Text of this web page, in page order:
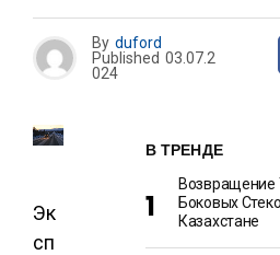
By duford
Published 03.07.2
024
Эк
сп
В ТРЕНДЕ
Возвращение
Боковых
Казахстане